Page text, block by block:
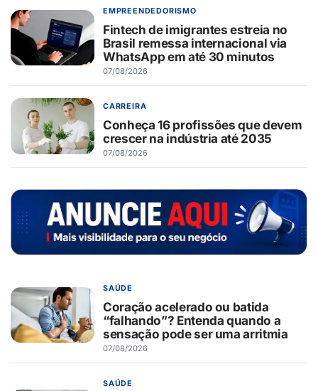
EMPREENDEDORISMO
Fintech de imigrantes estreia no
Brasil remessa internacional via
WhatsApp em até 30 minutos
07/08/2026
CARREIRA
Conheça 16 profissões que devem
crescer na indústria até 2035
07/08/2026
SAÚDE
Coração acelerado ou batida
“falhando”? Entenda quando a
sensação pode ser uma arritmia
07/08/2026
SAÚDE